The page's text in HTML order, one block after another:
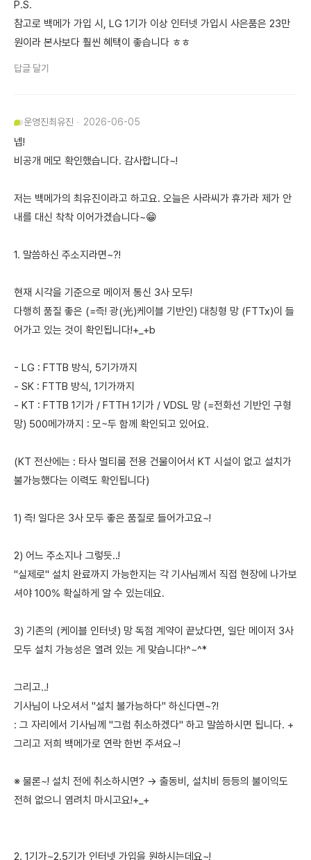
P.S.
참고로 백메가 가입 시, LG 1기가 이상 인터넷 가입시 사은품은 23만
원이라 본사보다 훨씬 혜택이 좋습니다 ㅎㅎ
답글 달기
운영진최유진 2026-06-05
넵!
비공개 메모 확인했습니다. 감사합니다~!
저는 백메가의 최유진이라고 하고요. 오늘은 사라씨가 휴가라 제가 안
내를 대신 착착 이어가겠습니다~😁
1. 말씀하신 주소지라면~?!
현재 시각을 기준으로 메이저 통신 3사 모두!
다행히 품질 좋은 (=즉! 광(光)케이블 기반인) 대칭형 망 (FTTx)이 들
어가고 있는 것이 확인됩니다!+_+b
- LG : FTTB 방식, 5기가까지
- SK : FTTB 방식, 1기가까지
- KT : FTTB 1기가 / FTTH 1기가 / VDSL 망 (=전화선 기반인 구형
망) 500메가까지 : 모~두 함께 확인되고 있어요.
(KT 전산에는 : 타사 멀티룸 전용 건물이어서 KT 시설이 없고 설치가
불가능했다는 이력도 확인됩니다)
1) 즉! 일다은 3사 모두 좋은 품질로 들어가고요~!
2) 어느 주소지나 그렇듯..!
"실제로" 설치 완료까지 가능한지는 각 기사님께서 직접 현장에 나가보
셔야 100% 확실하게 알 수 있는데요.
3) 기존의 (케이블 인터넷) 망 독점 계약이 끝났다면, 일단 메이저 3사
모두 설치 가능성은 열려 있는 게 맞습니다!^~^*
그리고..!
기사님이 나오셔서 "설치 불가능하다" 하신다면~?!
: 그 자리에서 기사님께 "그럼 취소하겠다" 하고 말씀하시면 됩니다. +
그리고 저희 백메가로 연락 한번 주셔요~!
※ 물론~! 설치 전에 취소하시면? → 출동비, 설치비 등등의 불이익도
전혀 없으니 염려치 마시고요!+_+
2. 1기가~2.5기가 인터넷 가입을 원하시는데요~!